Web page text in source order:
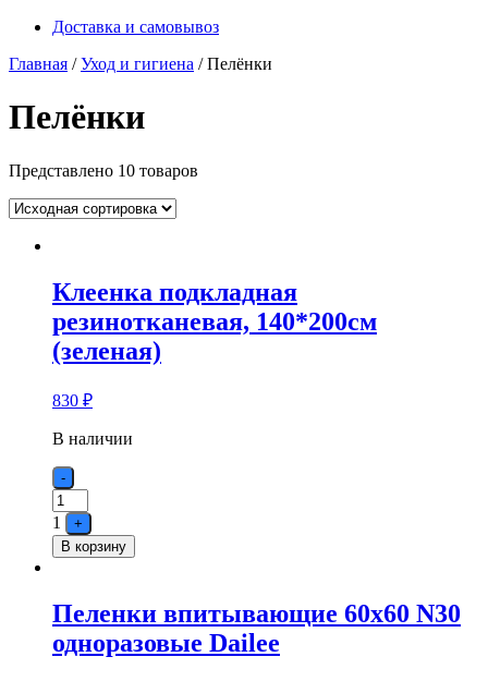
Доставка и самовывоз
Главная /Уход и гигиена / Пелёнки
Пелёнки
Представлено 10 товаров
Клеенка подкладная
резинотканевая, 140*200см
(зеленая)
830 ₽
В наличии
Quantity
-
1
+
В корзину
Пеленки впитывающие 60х60 N30
одноразовые Dailee